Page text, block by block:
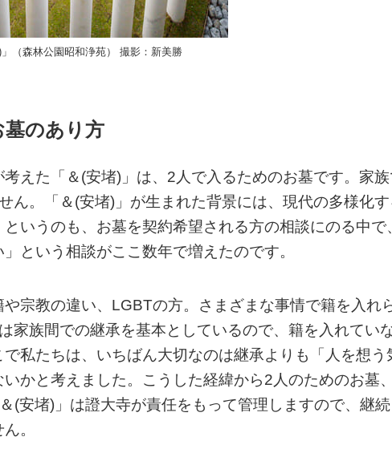
)」（森林公園昭和浄苑） 撮影：新美勝
墓のあり方
考えた「＆(安堵)」は、2人で入るためのお墓です。家
ん。「＆(安堵)」が生まれた背景には、現代の多様化
いうのも、お墓を契約希望される方の相談にのる中で
という相談がここ数年で増えたのです。
宗教の違い、LGBTの方。さまざまな事情で籍を入れ
家族間での継承を基本としているので、籍を入れてい
私たちは、いちばん大切なのは継承よりも「人を想う
かと考えました。こうした経緯から2人のためのお墓
(安堵)」は證大寺が責任をもって管理しますので、継続
。